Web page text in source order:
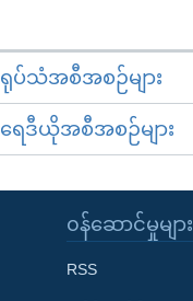
ရုပ်သံအစီအစဉ်များ
ရေဒီယိုအစီအစဉ်များ
၀န်ဆောင်မှုများ
RSS